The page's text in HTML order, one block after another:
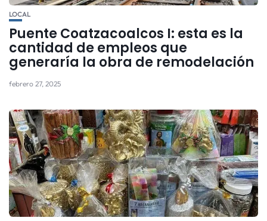
LOCAL
Puente Coatzacoalcos I: esta es la
cantidad de empleos que
generaría la obra de remodelación
febrero 27, 2025